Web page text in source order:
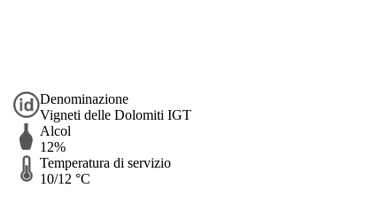
Denominazione
Vigneti delle Dolomiti IGT
Alcol
12%
Temperatura di servizio
10/12 °C